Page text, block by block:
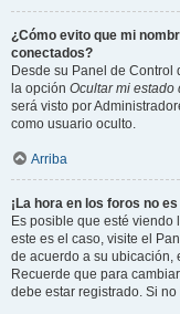
¿Cómo evito que mi
conectados?
Desde su Panel de Control
la opción Ocultar mi estado
será visto por
como usuario oculto.
Arriba
¡La hora en los foros no
Es posible que esté viendo
este es el caso, visite el
de acuerdo a su ubicación,
Recuerde que para
debe estar registrado. Si